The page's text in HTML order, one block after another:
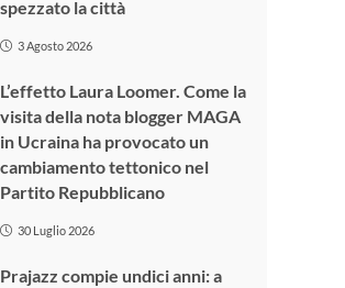
spezzato la città
3 Agosto 2026
L’effetto Laura Loomer. Come la
visita della nota blogger MAGA
in Ucraina ha provocato un
cambiamento tettonico nel
Partito Repubblicano
30 Luglio 2026
Prajazz compie undici anni: a